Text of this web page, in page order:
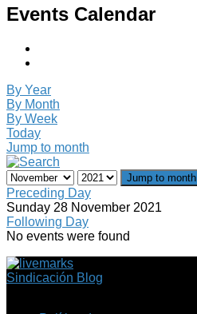
Events Calendar
By Year
By Month
By Week
Today
Jump to month
Jump to month
Preceding Day
Sunday 28 November 2021
Following Day
No events were found
Sindicación Blog